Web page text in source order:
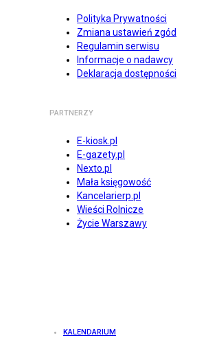
Polityka Prywatności
Zmiana ustawień zgód
Regulamin serwisu
Informacje o nadawcy
Deklaracja dostępności
PARTNERZY
E-kiosk.pl
E-gazety.pl
Nexto.pl
Mała księgowość
Kancelarierp.pl
Wieści Rolnicze
Życie Warszawy
KALENDARIUM